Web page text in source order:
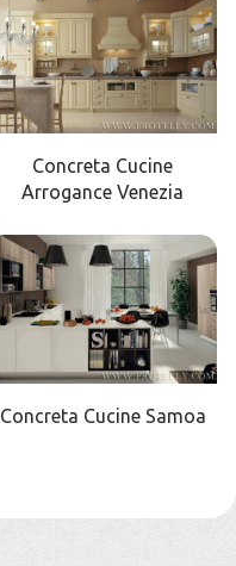
Concreta Cucine
Arrogance Venezia
Concreta Cucine Samoa